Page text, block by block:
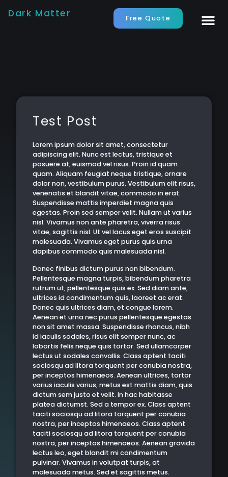
Dark Matter Free Quote
Test Post
Lorem ipsum dolor sit amet, consectetur
adipiscing elit. Nunc est lectus, tristique et
posuere at, euismod vel risus. Proin id quam
quam. Aliquam feugiat neque tristique, ornare
dolor non, vestibulum purus. Vestibulum elit risus,
venenatis et blandit vitae, commodo in erat.
Suspendisse mattis imperdiet magna quis
egestas. Proin sed semper velit. Nullam ut varius
nisl. Vivamus non ante pharetra, viverra risus
vitae, sagittis nisl. Ut vel lacus eget eros suscipit
malesuada. Vivamus eget purus quis urna
dapibus commodo quis malesuada nisl.
Donec finibus dictum purus non bibendum.
Pellentesque magna turpis, bibendum pharetra
rutrum ut, pellentesque quis ex. Sed diam ante,
ultrices id condimentum quis, laoreet ac erat.
Donec quis ultrices diam, et congue lorem.
Aenean et urna nec purus pellentesque egestas
non sit amet massa. Suspendisse rhoncus, nibh
id iaculis sodales, risus elit semper nunc, ac
lobortis felis neque quis tortor. Sed ullamcorper
lectus ut sodales convallis. Class aptent taciti
sociosqu ad litora torquent per conubia nostra,
per inceptos himenaeos. Aenean ultrices, tortor
varius iaculis varius, metus est mattis diam, quis
dictum sem justo et velit. In hac habitasse
platea dictumst. Sed a tempor ex. Class aptent
taciti sociosqu ad litora torquent per conubia
nostra, per inceptos himenaeos. Class aptent
taciti sociosqu ad litora torquent per conubia
nostra, per inceptos himenaeos. Aenean gravida
lectus leo, eget blandit mi condimentum
pulvinar. Vivamus in volutpat turpis, at
malesuada metus. Sed et sagittis metus.